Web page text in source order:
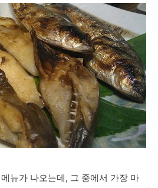
뉴가 나오는데, 그 중에서 가장 마